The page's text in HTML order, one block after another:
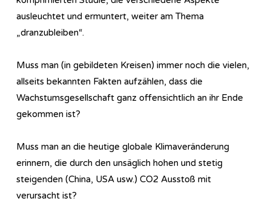
ausleuchtet und ermuntert, weiter am Thema
„dranzubleiben“.
Muss man (in gebildeten Kreisen) immer noch die vielen,
allseits bekannten Fakten aufzählen, dass die
Wachstumsgesellschaft ganz offensichtlich an ihr Ende
gekommen ist?
Muss man an die heutige globale Klimaveränderung
erinnern, die durch den unsäglich hohen und stetig
steigenden (China, USA usw.) CO2 Ausstoß mit
verursacht ist?